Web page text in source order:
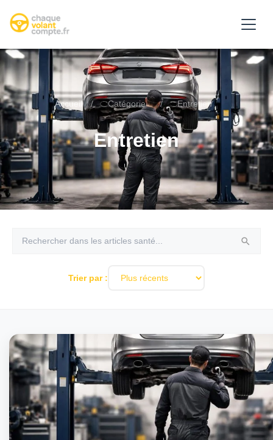
Accueil / Catégorie / Entretien
Entretien
Trier par :